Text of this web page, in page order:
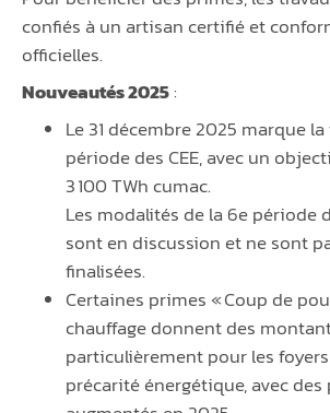
confiés à un artisan certifié et
officielles.
Nouveautés 2025:
Le 31 décembre 2025 marque
période des CEE, avec un
3 100 TWh cumac.
Les modalités de la 6e période
sont en discussion et ne sont
finalisées.
Certaines primes « Coup de
chauffage donnent des
particulièrement pour les
précarité énergétique, avec des